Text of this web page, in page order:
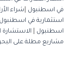
في اسطنبول
شراء
استثمارية في اسطنبول
اسطنبول
الاستشارة
مشاريع مطلة على البحر